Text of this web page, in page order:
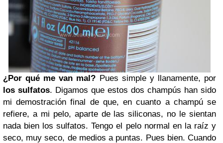
¿Por qué me van mal? Pues simple y llanamente, por
los sulfatos. Digamos que estos dos champús han sido
mi demostración final de que, en cuanto a champú se
refiere, a mi pelo, aparte de las siliconas, no le sientan
nada bien los sulfatos. Tengo el pelo normal en la raíz y
seco, muy seco, de medios a puntas. Pues bien. Cuando